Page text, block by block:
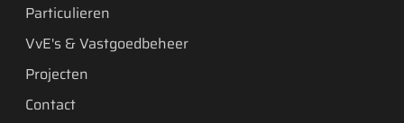
Particulieren
VvE's & Vastgoedbeheer
Projecten
Contact